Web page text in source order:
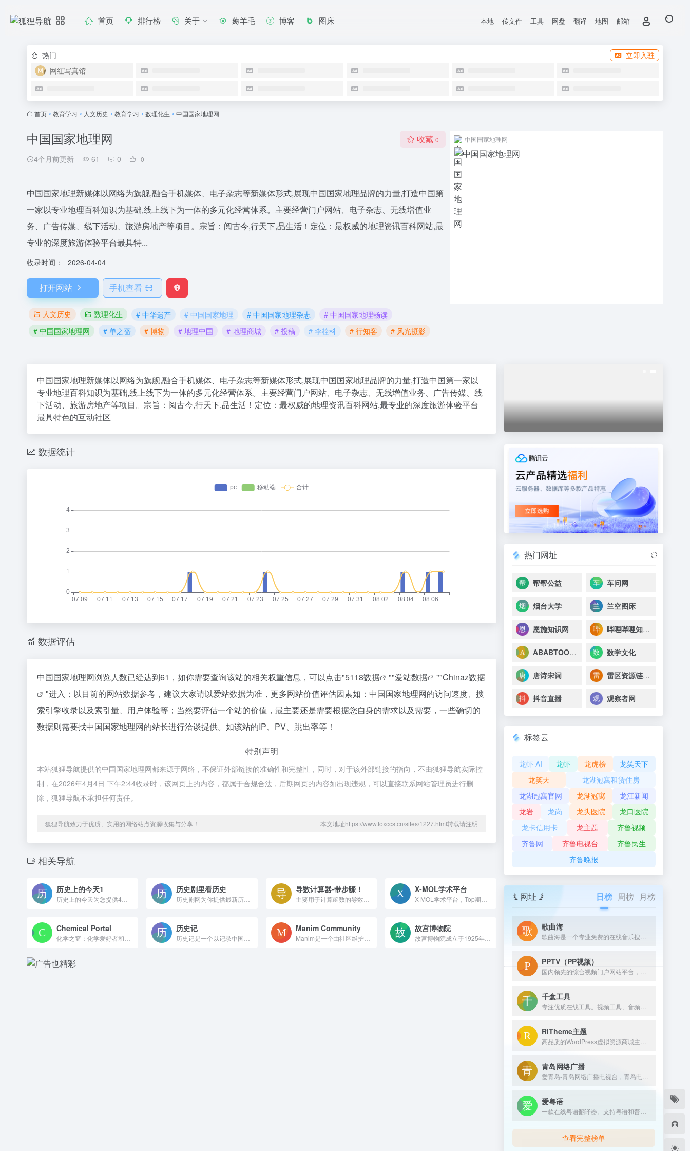
首页 排行榜 关于 薅羊毛 博客 图床 本地 传文件 工具 网盘 翻译 地图 邮箱
热门
立即入驻
网红写真馆
首页 • 教育学习 • 人文历史 • 教育学习 • 数理化生 • 中国国家地理网
中国国家地理网
4个月前更新 61 0 0
收藏 0
中国国家地理新媒体以网络为旗舰,融合手机媒体、电子杂志等新媒体形式,展现中国国家地理品牌的力量,打造中国第
一家以专业地理百科知识为基础,线上线下为一体的多元化经营体系。主要经营门户网站、电子杂志、无线增值业
务、广告传媒、线下活动、旅游房地产等项目。宗旨：阅古今,行天下,品生活！定位：最权威的地理资讯百科网站,最
专业的深度旅游体验平台最具特...
收录时间： 2026-04-04
打开网站 手机查看
人文历史 数理化生 # 中华遗产 # 中国国家地理 # 中国国家地理杂志
# 中国国家地理畅读
# 中国国家地理网
# 单之蔷 # 博物 # 地理中国 # 地理商城 # 投稿 # 李栓科 # 行知客 # 风光摄影
中国国家地理网
中国国家地理新媒体以网络为旗舰,融合手机媒体、电子杂志等新媒体形式,展现中国国家地理品牌的力量,打造中国第一家以
专业地理百科知识为基础,线上线下为一体的多元化经营体系。主要经营门户网站、电子杂志、无线增值业务、广告传媒、线
下活动、旅游房地产等项目。宗旨：阅古今,行天下,品生活！定位：最权威的地理资讯百科网站,最专业的深度旅游体验平台
最具特色的互动社区
数据统计
数据评估
中国国家地理网浏览人数已经达到61，如你需要查询该站的相关权重信息，可以点击"5118数据 ""爱站数据 ""Chinaz数据
"进入；以目前的网站数据参考，建议大家请以爱站数据为准，更多网站价值评估因素如：中国国家地理网的访问速度、搜
索引擎收录以及索引量、用户体验等；当然要评估一个站的价值，最主要还是需要根据您自身的需求以及需要，一些确切的
数据则需要找中国国家地理网的站长进行洽谈提供。如该站的IP、PV、跳出率等！
特别声明
本站狐狸导航提供的中国国家地理网都来源于网络，不保证外部链接的准确性和完整性，同时，对于该外部链接的指向，不由狐狸导航实际控
制，在2026年4月4日 下午2:44收录时，该网页上的内容，都属于合规合法，后期网页的内容如出现违规，可以直接联系网站管理员进行删
除，狐狸导航不承担任何责任。
狐狸导航致力于优质、实用的网络站点资源收集与分享！ 本文地址https://www.foxccs.cn/sites/1227.html转载请注明
相关导航
历史上的今天1 历史剧里看历史
历史剧网为你提供最新历史剧排行榜，最好看的历史剧排行榜。历史剧网不仅致力于还原历史剧中的真实历史背景，历史人物原型，同时用最直观的历史时间轴方式展示中国历史，用百度地图的方式为你直观展现中国历代都城所在地以及历代首都详细介绍。历史剧网也提供中国历史朝代详表、中国历史朝代歌以及中国历朝历代的详细介绍和相关历史剧。
导数计算器•带步骤！ X-MOL学术平台
Chemical Portal 历史记 Manim Community 故宫博物院
热门网址
帮帮公益 车问网
烟台大学 兰空图床
恩施知识网 哔哩哔哩知识区
ABABTOOLS——发现有趣、有用的东西 数学文化
唐诗宋词 雷区资源链接站
抖音直播 观察者网
标签云
龙虾 AI 龙虾 龙虎榜
龙笑天下
龙笑天
龙湖冠寓租赁住房
龙湖冠寓官网
龙湖冠寓
龙江新闻
龙岩
龙岗 龙头医院
龙口医院
龙卡信用卡
龙主题
齐鲁视频
齐鲁网
齐鲁电视台
齐鲁民生
齐鲁晚报
网址 日榜 周榜 月榜
歌曲海
PPTV（PP视频）
千盒工具
RiTheme主题
青岛网络广播
爱粤语
查看完整榜单